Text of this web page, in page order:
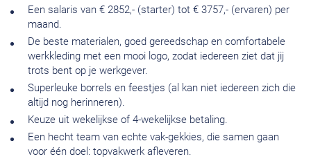
Een salaris van € 2852,- (starter) tot € 3757,- (ervaren) per
maand.
De beste materialen, goed gereedschap en comfortabele
werkkleding met een mooi logo, zodat iedereen ziet dat jij
trots bent op je werkgever.
Superleuke borrels en feestjes (al kan niet iedereen zich die
altijd nog herinneren).
Keuze uit wekelijkse of 4-wekelijkse betaling.
Een hecht team van echte vak-gekkies, die samen gaan
voor één doel: topvakwerk afleveren.